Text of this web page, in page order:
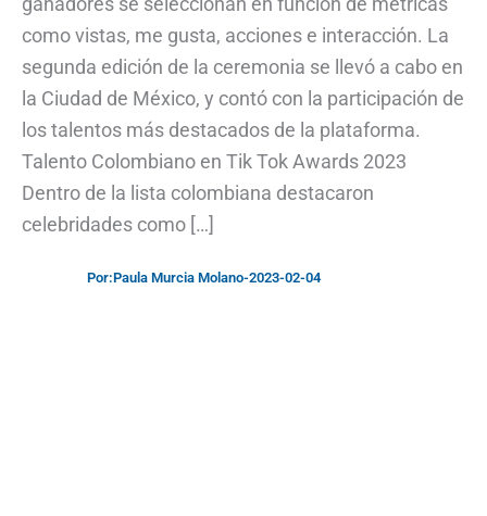
como vistas, me gusta, acciones e interacción. La
segunda edición de la ceremonia se llevó a cabo en
la Ciudad de México, y contó con la participación de
los talentos más destacados de la plataforma.
Talento Colombiano en Tik Tok Awards 2023
Dentro de la lista colombiana destacaron
celebridades como […]
Por:Paula Murcia Molano-2023-02-04